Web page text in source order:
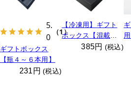
5.
0
（1）
ギフトボックス
【瓶４～６本用】
231円(税込)
【冷凍用】ギフト
ボックス【混載
385円 (税込)
用